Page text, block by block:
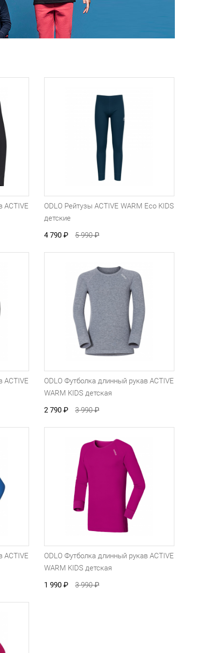
ACTIVE
ODLO Рейтузы ACTIVE WARM Eco KIDS
детские
4 790 ₽ 5 990₽
ACTIVE
ODLO Футболка длинный рукав ACTIVE
WARM KIDS детская
2 790 ₽ 3 990₽
ACTIVE
ODLO Футболка длинный рукав ACTIVE
WARM KIDS детская
1 990 ₽ 3 990₽